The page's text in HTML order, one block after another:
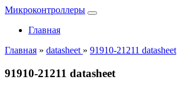
Микроконтроллеры
Главная
Главная » datasheet » 91910-21211 datasheet
91910-21211 datasheet